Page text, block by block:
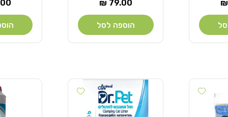
מחיר
79.00 ₪
הוספה לסל
₪
Add wishlist
Add wishlist